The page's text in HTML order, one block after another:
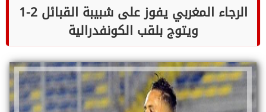
الرجاء المغربي يفوز على شبيبة القبائل 2-1
ويتوج بلقب الكونفدرالية